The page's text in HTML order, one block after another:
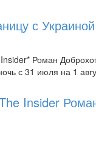
с
Роман
с 31 июля на 1
Insider